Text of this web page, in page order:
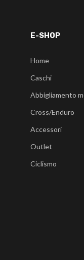
E-SHOP
Home
Caschi
Abbigliamento
Cross/Enduro
Accessori
Outlet
Ciclismo